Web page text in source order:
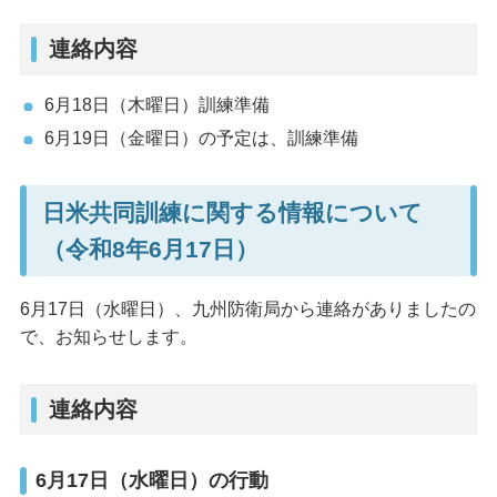
連絡内容
6月18日（木曜日）訓練準備
6月19日（金曜日）の予定は、訓練準備
日米共同訓練に関する情報について
（令和8年6月17日）
6月17日（水曜日）、九州防衛局から連絡がありましたの
で、お知らせします。
連絡内容
6月17日（水曜日）の行動